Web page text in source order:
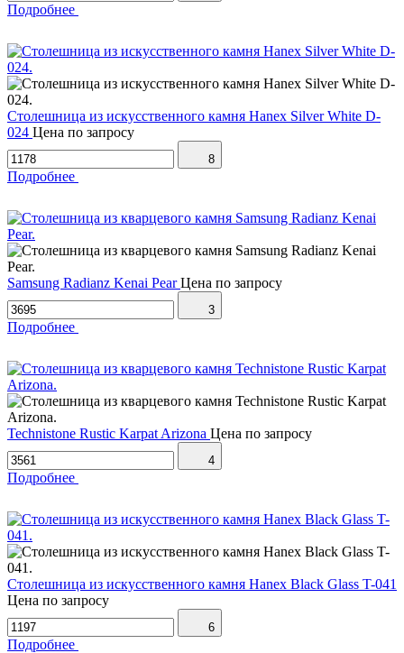
Подробнее
Столешница из искусственного камня Hanex Silver White D-
024 Цена по запросу
8
Подробнее
Samsung Radianz Kenai PearЦена по запросу
3
Подробнее
Technistone Rustic Karpat Arizona Цена по запросу
4
Подробнее
Столешница из искусственного камня Hanex Black Glass T-041
Цена по запросу
6
Подробнее